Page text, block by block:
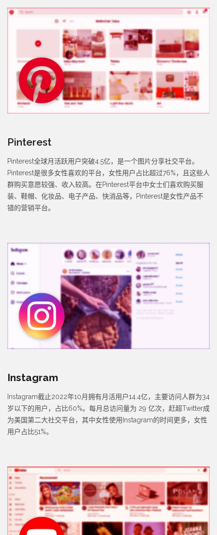
Pinterest
Pinterest全球月活跃用户突破4.5亿，是一个图片分享社交平台。
Pinterest是很多女性喜欢的平台，女性用户占比超过76%，且这些人
群购买意愿较强、收入较高。在Pinterest平台中女士们喜欢购买服
装、鞋帽、化妆品、电子产品、快消品等，Pinterest是女性产品不
错的营销平台。
Instagram
Instagram截止2022年10月拥有月活用户14.4亿，主要访问人群为34
岁以下的用户，占比60%。每月总访问量为 29 亿次，赶超Twitter成
为美国第二大社交平台，其中女性使用Instagram的时间更多，女性
用户占比51%。